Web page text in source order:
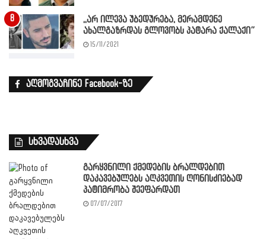
,,არ ილევა უბედურება, მერამდენე
ახალგაზრდას გლოვობს პატარა ქალაქი”
15/11/2021
აღმოგვაჩინე Facebook-ზე
სხვადასხვა
გარყვნილი ქმედების ბრალდებით
დაკავებულებს აღკვეთის ღონისძიებად
პატიმრობა შეეფარდათ
07/07/2017